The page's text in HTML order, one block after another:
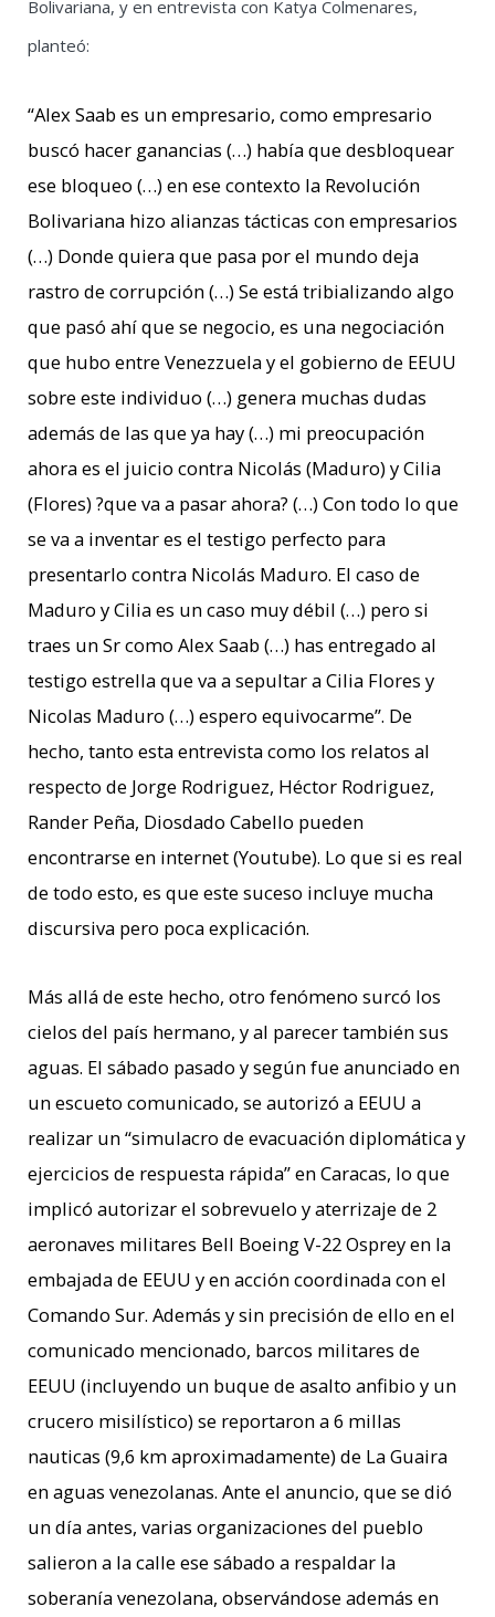
Bolivariana, y en entrevista con Katya Colmenares,
planteó:
“Alex Saab es un empresario, como empresario
buscó hacer ganancias (…) había que desbloquear
ese bloqueo (…) en ese contexto la Revolución
Bolivariana hizo alianzas tácticas con empresarios
(…) Donde quiera que pasa por el mundo deja
rastro de corrupción (…) Se está tribializando algo
que pasó ahí que se negocio, es una negociación
que hubo entre Venezzuela y el gobierno de EEUU
sobre este individuo (…) genera muchas dudas
además de las que ya hay (…) mi preocupación
ahora es el juicio contra Nicolás (Maduro) y Cilia
(Flores) ?que va a pasar ahora? (…) Con todo lo que
se va a inventar es el testigo perfecto para
presentarlo contra Nicolás Maduro. El caso de
Maduro y Cilia es un caso muy débil (…) pero si
traes un Sr como Alex Saab (…) has entregado al
testigo estrella que va a sepultar a Cilia Flores y
Nicolas Maduro (…) espero equivocarme”. De
hecho, tanto esta entrevista como los relatos al
respecto de Jorge Rodriguez, Héctor Rodriguez,
Rander Peña, Diosdado Cabello pueden
encontrarse en internet (Youtube). Lo que si es real
de todo esto, es que este suceso incluye mucha
discursiva pero poca explicación.
Más allá de este hecho, otro fenómeno surcó los
cielos del país hermano, y al parecer también sus
aguas. El sábado pasado y según fue anunciado en
un escueto comunicado, se autorizó a EEUU a
realizar un “simulacro de evacuación diplomática y
ejercicios de respuesta rápida” en Caracas, lo que
implicó autorizar el sobrevuelo y aterrizaje de 2
aeronaves militares Bell Boeing V-22 Osprey en la
embajada de EEUU y en acción coordinada con el
Comando Sur. Además y sin precisión de ello en el
comunicado mencionado, barcos militares de
EEUU (incluyendo un buque de asalto anfibio y un
crucero misilístico) se reportaron a 6 millas
nauticas (9,6 km aproximadamente) de La Guaira
en aguas venezolanas. Ante el anuncio, que se dió
un día antes, varias organizaciones del pueblo
salieron a la calle ese sábado a respaldar la
soberanía venezolana, observándose además en